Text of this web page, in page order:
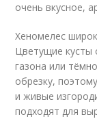
очень вкусное,
Хеномелес
Цветущие кусты
газона или
обрезку,
и живые
подходят для